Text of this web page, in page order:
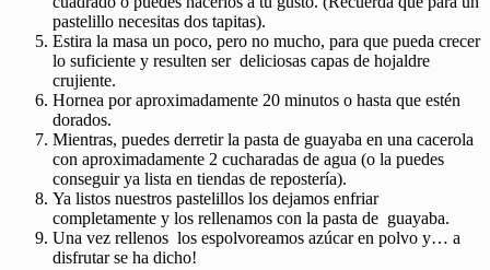
pastelillo necesitas dos tapitas).
Estira la masa un poco, pero no mucho, para que pueda crecer
lo suficiente y resulten ser deliciosas capas de hojaldre
crujiente.
Hornea por aproximadamente 20 minutos o hasta que estén
dorados.
Mientras, puedes derretir la pasta de guayaba en una cacerola
con aproximadamente 2 cucharadas de agua (o la puedes
conseguir ya lista en tiendas de repostería).
Ya listos nuestros pastelillos los dejamos enfriar
completamente y los rellenamos con la pasta de guayaba.
Una vez rellenos los espolvoreamos azúcar en polvo y… a
disfrutar se ha dicho!